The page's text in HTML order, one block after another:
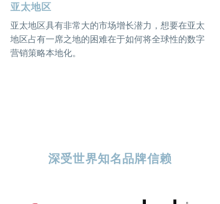
亚太地区
亚太地区具有非常大的市场增长潜力，想要在亚太
地区占有一席之地的困难在于如何将全球性的数字
营销策略本地化。
深受世界知名品牌信赖